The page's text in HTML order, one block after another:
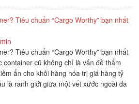
Tiêu chuẩn “Cargo Worthy” bạn nhất
Tiêu chuẩn “Cargo Worthy” bạn nhất
container cũ không chỉ là vấn đề thẩm
ẩn cho khối hàng hóa trị giá hàng tỷ
là ranh giới giữa một vết xước ngoài da